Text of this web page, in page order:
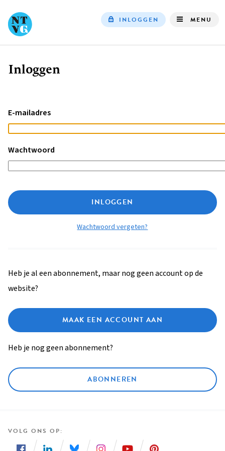
INLOGGEN MENU
Kruimelpad
Inloggen
E-mailadres
Wachtwoord
INLOGGEN
Wachtwoord vergeten?
Heb je al een abonnement, maar nog geen account op de
website?
MAAK EEN ACCOUNT AAN
Heb je nog geen abonnement?
ABONNEREN
VOLG ONS OP